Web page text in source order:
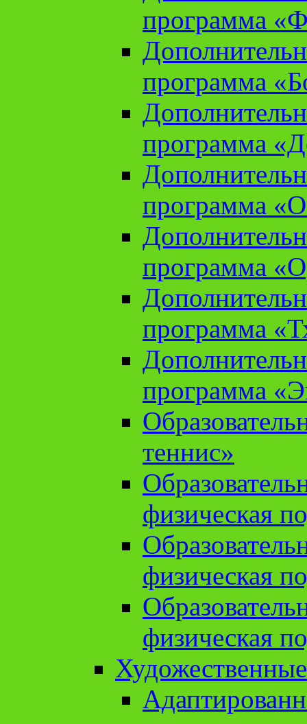
программа
программа
программа
программа
программа
программа
программа
теннис»
физическая
физическая
физическая
Художественные